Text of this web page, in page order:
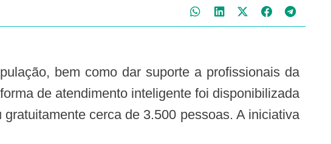
de atendimento inteligente foi disponibilizada
cerca de 3.500 pessoas. A iniciativa